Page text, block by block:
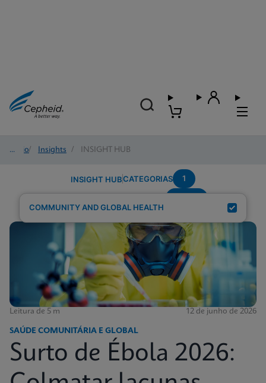
Início/ Insights / INSIGHT HUB
INSIGHT HUBCATEGORIAS 1
COMMUNITY AND GLOBAL HEALTH
Leitura de 5 m 12 de junho de 2026
SAÚDE COMUNITÁRIA E GLOBAL
Surto de Ébola 2026: